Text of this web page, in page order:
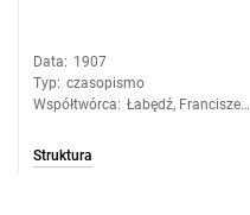
Data: 1907
Typ: czasopismo
Współtwórca: Łabędź, Franciszek.
Struktura